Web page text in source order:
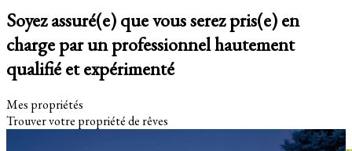
Soyez assuré(e) que vous serez pris(e) en
charge par un professionnel hautement
qualifié et expérimenté
Mes propriétés
Trouver votre propriété de rêves